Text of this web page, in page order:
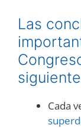
Las
Cada